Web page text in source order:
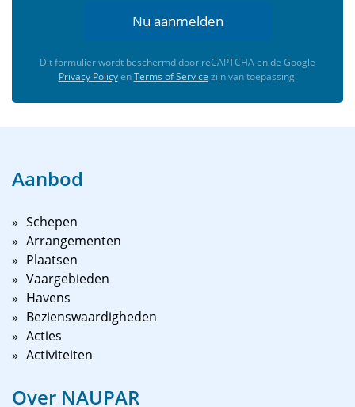
Nu aanmelden
Dit formulier wordt beschermd door reCAPTCHA en de Google
Privacy PolicyenTerms of Service zijn van toepassing.
Aanbod
Schepen
Arrangementen
Plaatsen
Vaargebieden
Havens
Bezienswaardigheden
Acties
Activiteiten
Over NAUPAR